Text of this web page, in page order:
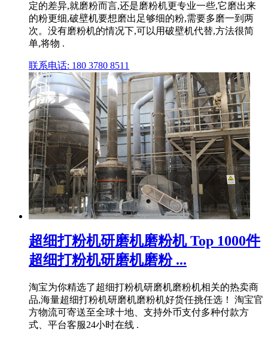
定的差异,就磨粉而言,还是磨粉机更专业一些,它磨出来
的粉更细,破壁机要想磨出足够细的粉,需要多磨一到两
次。没有磨粉机的情况下,可以用破壁机代替,方法很简
单,将物 .
联系电话: 180 3780 8511
超细打粉机研磨机磨粉机 Top 1000件
超细打粉机研磨机磨粉 ...
淘宝为你精选了超细打粉机研磨机磨粉机相关的热卖商
品,海量超细打粉机研磨机磨粉机好货任挑任选！ 淘宝官
方物流可寄送至全球十地、支持外币支付多种付款方
式、平台客服24小时在线 .